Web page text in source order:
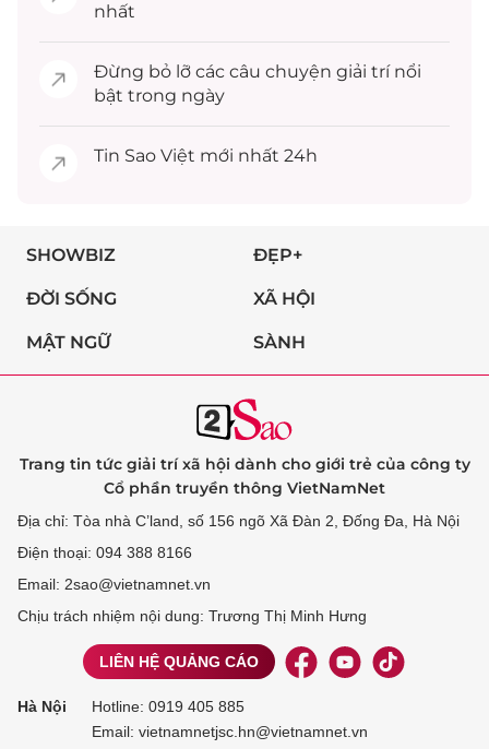
nhất
Đừng bỏ lỡ các câu chuyện giải trínổi
bật trong ngày
Tin Sao Việt mới nhất 24h
SHOWBIZ ĐẸP+
ĐỜI SỐNG XÃ HỘI
MẬT NGỮ SÀNH
Trang tin tức giải trí xã hội dành cho giới trẻ của công ty
Cổ phần truyền thông VietNamNet
Địa chỉ: Tòa nhà C’land, số 156 ngõ Xã Đàn 2, Đống Đa, Hà Nội
Điện thoại: 094 388 8166
Email: 2sao@vietnamnet.vn
Chịu trách nhiệm nội dung: Trương Thị Minh Hưng
LIÊN HỆ QUẢNG CÁO
Hà Nội Hotline: 0919 405 885
Email: vietnamnetjsc.hn@vietnamnet.vn